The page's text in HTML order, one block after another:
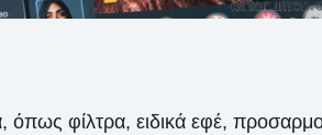
φίλτρα, ειδικά εφέ,